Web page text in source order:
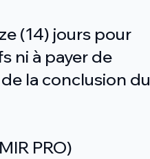
(14) jours pour
ni à payer de
la conclusion du
PRO)